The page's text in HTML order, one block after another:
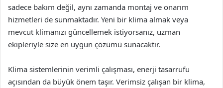
sadece bakım değil, aynı zamanda montaj ve onarım
hizmetleri de sunmaktadır. Yeni bir klima almak veya
mevcut klimanızı güncellemek istiyorsanız, uzman
ekipleriyle size en uygun çözümü sunacaktır.
Klima sistemlerinin verimli çalışması, enerji tasarrufu
açısından da büyük önem taşır. Verimsiz çalışan bir klima,